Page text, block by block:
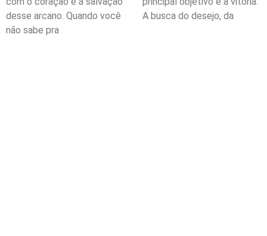
desse arcano. Quando você
não sabe pra
A busca do desejo, da